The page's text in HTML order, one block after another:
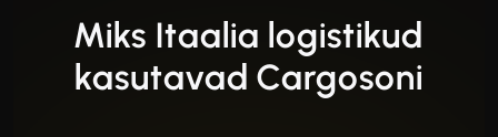
Miks Itaalia logistikud
kasutavad Cargosoni